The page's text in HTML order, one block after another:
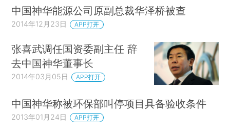
中国神华能源公司原副总裁华泽桥被查
2014年12月23日 APP打开
张喜武调任国资委副主任 辞
去中国神华董事长
2014年03月05日 APP打开
中国神华称被环保部叫停项目具备验收条件
2013年01月24日 APP打开